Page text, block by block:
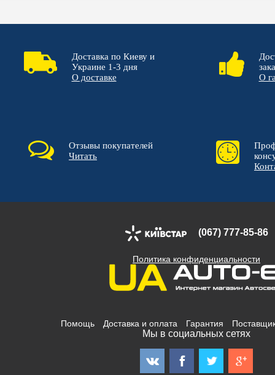
Доставка по Киеву и
Украине 1-3 дня
О доставке
О
Отзывы покупателей
Читать
(067) 777-85-86
Политика конфиденциальности
Помощь Доставка и оплата Гарантия
Мы в социальных сетях